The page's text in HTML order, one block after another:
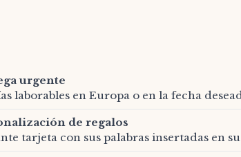
urgente
laborables en Europa o en la fecha
de regalos
tarjeta con sus palabras insertadas en